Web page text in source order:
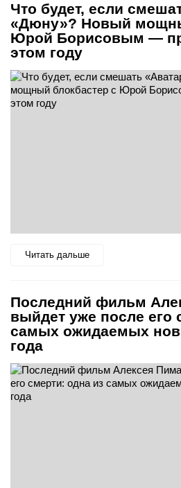
Что будет, если
«Дюну»? Новый
Юрой Борисовым —
этом году
Читать дальше
Последний фильм
выйдет уже после его
самых ожидаемых
года